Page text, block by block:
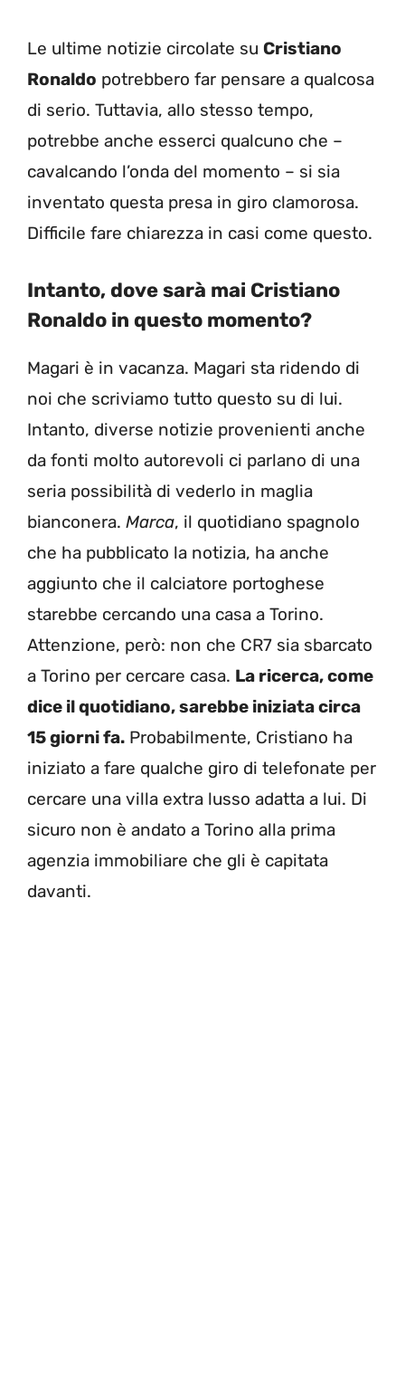
Le ultime notizie circolate su Cristiano
Ronaldo potrebbero far pensare a qualcosa
di serio. Tuttavia, allo stesso tempo,
potrebbe anche esserci qualcuno che –
cavalcando l’onda del momento – si sia
inventato questa presa in giro clamorosa.
Difficile fare chiarezza in casi come questo.
Intanto, dove sarà mai Cristiano
Ronaldo in questo momento?
Magari è in vacanza. Magari sta ridendo di
noi che scriviamo tutto questo su di lui.
Intanto, diverse notizie provenienti anche
da fonti molto autorevoli ci parlano di una
seria possibilità di vederlo in maglia
bianconera. Marca, il quotidiano spagnolo
che ha pubblicato la notizia, ha anche
aggiunto che il calciatore portoghese
starebbe cercando una casa a Torino.
Attenzione, però: non che CR7 sia sbarcato
a Torino per cercare casa. La ricerca, come
dice il quotidiano, sarebbe iniziata circa
15 giorni fa. Probabilmente, Cristiano ha
iniziato a fare qualche giro di telefonate per
cercare una villa extra lusso adatta a lui. Di
sicuro non è andato a Torino alla prima
agenzia immobiliare che gli è capitata
davanti.